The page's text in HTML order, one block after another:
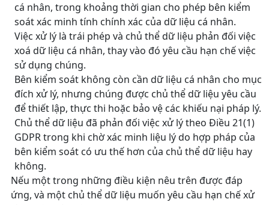
cá nhân, trong khoảng thời gian cho phép bên kiểm
soát xác minh tính chính xác của dữ liệu cá nhân.
Việc xử lý là trái phép và chủ thể dữ liệu phản đối việc
xoá dữ liệu cá nhân, thay vào đó yêu cầu hạn chế việc
sử dụng chúng.
Bên kiểm soát không còn cần dữ liệu cá nhân cho mục
đích xử lý, nhưng chúng được chủ thể dữ liệu yêu cầu
để thiết lập, thực thi hoặc bảo vệ các khiếu nại pháp lý.
Chủ thể dữ liệu đã phản đối việc xử lý theo Điều 21(1)
GDPR trong khi chờ xác minh liệu lý do hợp pháp của
bên kiểm soát có ưu thế hơn của chủ thể dữ liệu hay
không.
Nếu một trong những điều kiện nêu trên được đáp
ứng, và một chủ thể dữ liệu muốn yêu cầu hạn chế xử